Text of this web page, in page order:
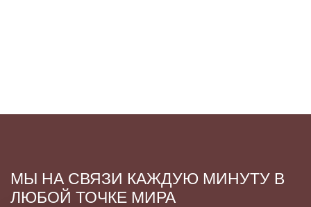
МЫ НА СВЯЗИ КАЖДУЮ МИНУТУ В
ЛЮБОЙ ТОЧКЕ МИРА